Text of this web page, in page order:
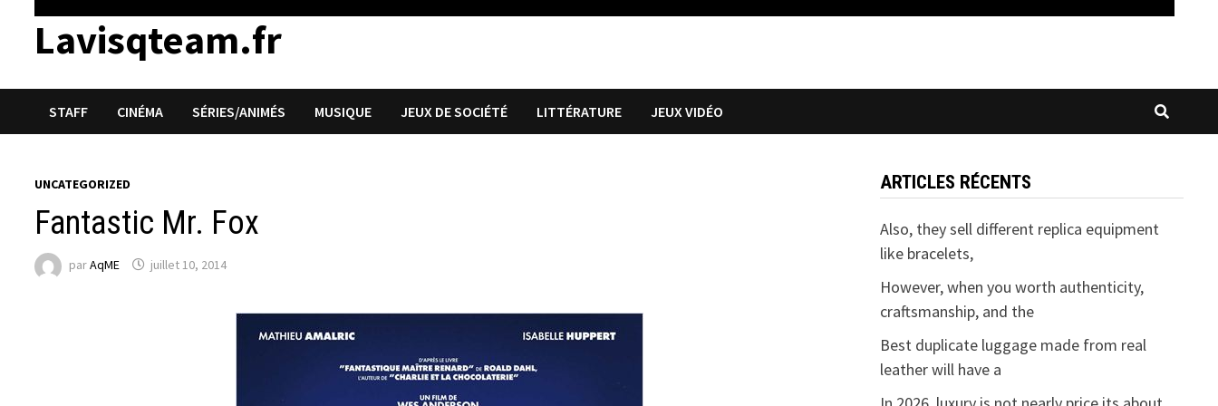
Lavisqteam.fr
STAFF CINÉMA SÉRIES/ANIMÉS MUSIQUE JEUX DE SOCIÉTÉ LITTÉRATURE JEUX VIDÉO
UNCATEGORIZED
Fantastic Mr. Fox
parAqME juillet 10, 2014
ARTICLES RÉCENTS
Also, they sell different replica equipment
like bracelets,
However, when you worth authenticity,
craftsmanship, and the
Best duplicate luggage made from real
leather will have a